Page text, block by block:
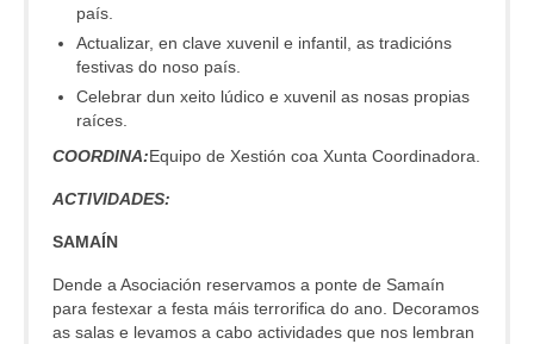
país.
Actualizar, en clave xuvenil e infantil, as tradicións
festivas do noso país.
Celebrar dun xeito lúdico e xuvenil as nosas propias
raíces.
COORDINA:Equipo de Xestión coa Xunta Coordinadora.
ACTIVIDADES:
SAMAÍN
Dende a Asociación reservamos a ponte de Samaín
para festexar a festa máis terrorifica do ano. Decoramos
as salas e levamos a cabo actividades que nos lembran